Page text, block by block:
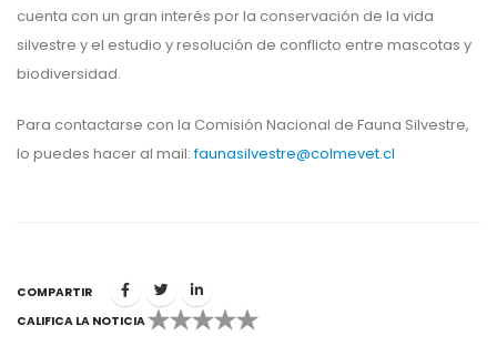
cuenta con un gran interés por la conservación de la vida
silvestre y el estudio y resolución de conflicto entre mascotas y
biodiversidad.
Para contactarse con la Comisión Nacional de Fauna Silvestre,
lo puedes hacer al mail:faunasilvestre@colmevet.cl
COMPARTIR
CALIFICA LA NOTICIA
1 2 3 4 5